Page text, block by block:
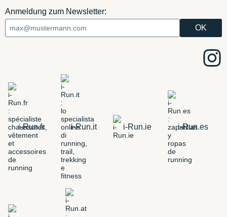
Anmeldung zum Newsletter:
i-Run.fr i-Run.it i-Run.ie i-Run.es